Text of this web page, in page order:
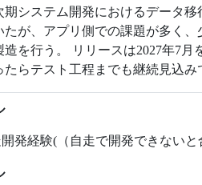
期システム開発におけるデータ
たが、アプリ側での課題が多く
造を行う。 リリースは2027年7
たらテスト工程までも継続見込み
開発経験(（自走で開発できない